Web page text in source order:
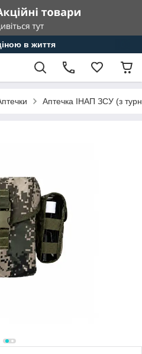
в життя
Аптечка ІНАП ЗСУ (з